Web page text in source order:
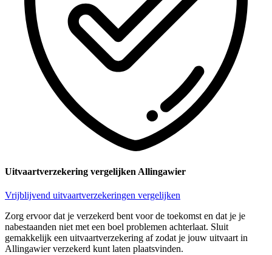
Uitvaartverzekering vergelijken Allingawier
Vrijblijvend uitvaartverzekeringen vergelijken
Zorg ervoor dat je verzekerd bent voor de toekomst en dat je je
nabestaanden niet met een boel problemen achterlaat. Sluit
gemakkelijk een uitvaartverzekering af zodat je jouw uitvaart in
Allingawier verzekerd kunt laten plaatsvinden.